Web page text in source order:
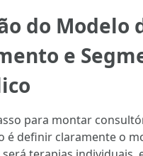
do Modelo
e
para montar
é definir claramente o